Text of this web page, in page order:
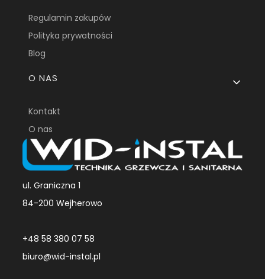
Regulamin zakupów
Polityka prywatności
Blog
O NAS
Kontakt
O nas
ul. Graniczna 1
84-200 Wejherowo
+48 58 380 07 58
biuro@wid-instal.pl